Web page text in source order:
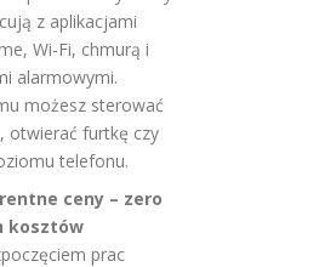
z aplikacjami
Wi-Fi, chmurą i
alarmowymi.
możesz sterować
otwierać furtkę czy
telefonu.
ceny – zero
kosztów
prac